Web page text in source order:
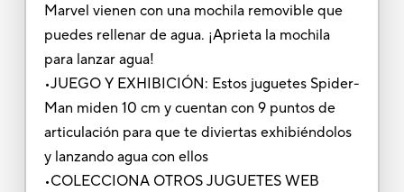
Marvel vienen con una mochila removible que
puedes rellenar de agua. ¡Aprieta la mochila
para lanzar agua!
•JUEGO Y EXHIBICIÓN: Estos juguetes Spider-
Man miden 10 cm y cuentan con 9 puntos de
articulación para que te diviertas exhibiéndolos
y lanzando agua con ellos
•COLECCIONA OTROS JUGUETES WEB